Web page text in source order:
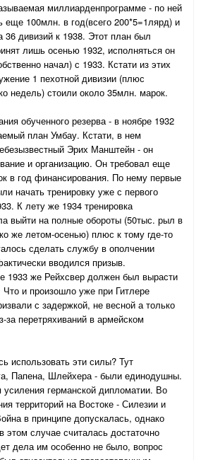
миллиарденпрограмме - по ней
еще 100млн. в год(всего 200*5=1лярд) и
36 дивизий к 1938. Этот план был
лишь осенью 1932, исполняться он
начал) с 1933. Кстати из этих
1 пехотной дивизии (плюс
недель) стоили около 35млн. марок.
обученного резерва - в ноябре 1932
план Умбау. Кстати, в нем
Эрих Манштейн - он
и организацию. Он требовал еще
в год финансирования. По нему первые
начать тренировку уже с первого
К лету же 1934 тренировка
выйти на полные обороты (50тыс. рыл в
же летом-осенью) плюс к тому где-то
сделать службу в ополчении
вводился призыв.
1933 же Рейхсвер должен был вырасти
и произошло уже при Гитлере
с задержкой, не весной а только
за перетряхиваний в армейском
использовать эти силы? Тут
Папена, Шлейхера - были единодушны.
германской дипломатии. Во
территорий на Востоке - Силезии и
в принципе допускалась, однако
случае считалась достаточно
дела им особенно не было, вопрос